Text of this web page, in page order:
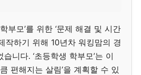
부모’를 위한 ‘문제 해결 및 시간
작하기 위해 10년차 워킹맘의 경
니다. ‘초등학생 학부모’는 이
편해지는 살림’을 계획할 수 있